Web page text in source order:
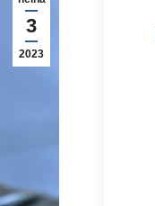
3
2023